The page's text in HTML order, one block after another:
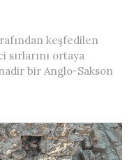
keşfedilen
sırlarını ortaya
bir Anglo-Sakson